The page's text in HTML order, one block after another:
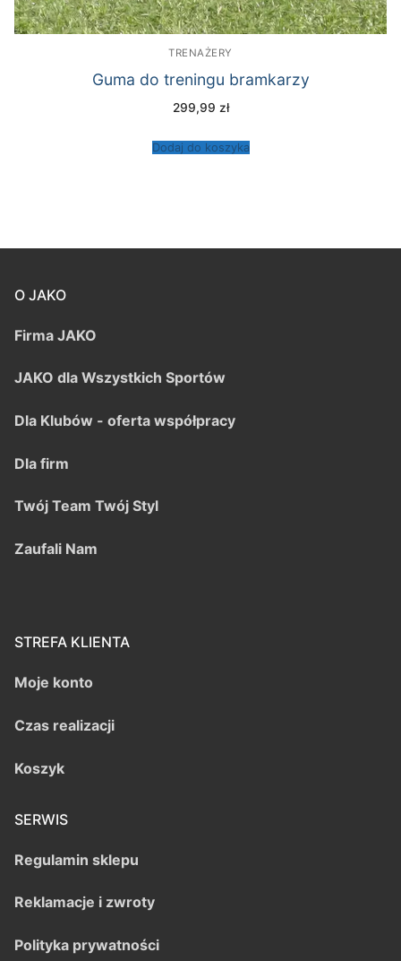
TRENAŻERY
Guma do treningu bramkarzy
299,99 zł
Dodaj do koszyka
O JAKO
Firma JAKO
JAKO dla Wszystkich Sportów
Dla Klubów - oferta współpracy
Dla firm
Twój Team Twój Styl
Zaufali Nam
STREFA KLIENTA
Moje konto
Czas realizacji
Koszyk
SERWIS
Regulamin sklepu
Reklamacje i zwroty
Polityka prywatności